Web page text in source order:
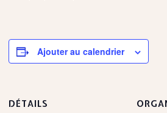
Ajouter au calendrier
DÉTAILS